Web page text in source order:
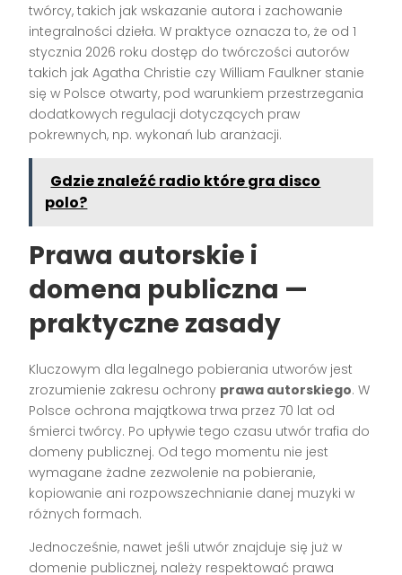
twórcy, takich jak wskazanie autora i zachowanie
integralności dzieła. W praktyce oznacza to, że od 1
stycznia 2026 roku dostęp do twórczości autorów
takich jak Agatha Christie czy William Faulkner stanie
się w Polsce otwarty, pod warunkiem przestrzegania
dodatkowych regulacji dotyczących praw
pokrewnych, np. wykonań lub aranżacji.
Gdzie znaleźć radio które gra disco
polo?
Prawa autorskie i
domena publiczna —
praktyczne zasady
Kluczowym dla legalnego pobierania utworów jest
zrozumienie zakresu ochrony prawa autorskiego. W
Polsce ochrona majątkowa trwa przez 70 lat od
śmierci twórcy. Po upływie tego czasu utwór trafia do
domeny publicznej. Od tego momentu nie jest
wymagane żadne zezwolenie na pobieranie,
kopiowanie ani rozpowszechnianie danej muzyki w
różnych formach.
Jednocześnie, nawet jeśli utwór znajduje się już w
domenie publicznej, należy respektować prawa